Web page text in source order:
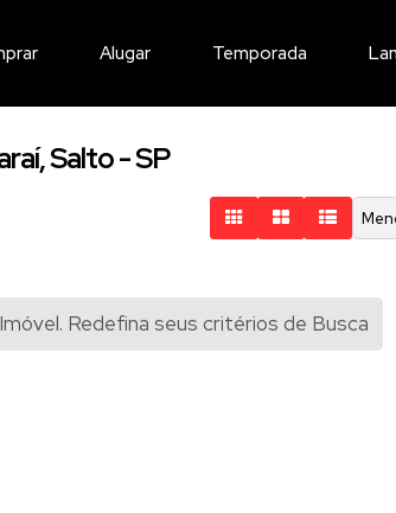
Alugar Temporada
Salto - SP
Redefina seus critérios de Busca